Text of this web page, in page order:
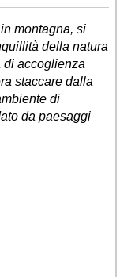
montagna, si
della natura
di accoglienza
staccare dalla
di
da paesaggi